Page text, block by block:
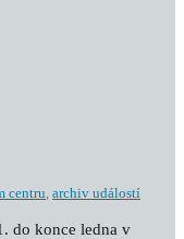
centru, archiv událostí
do konce ledna v